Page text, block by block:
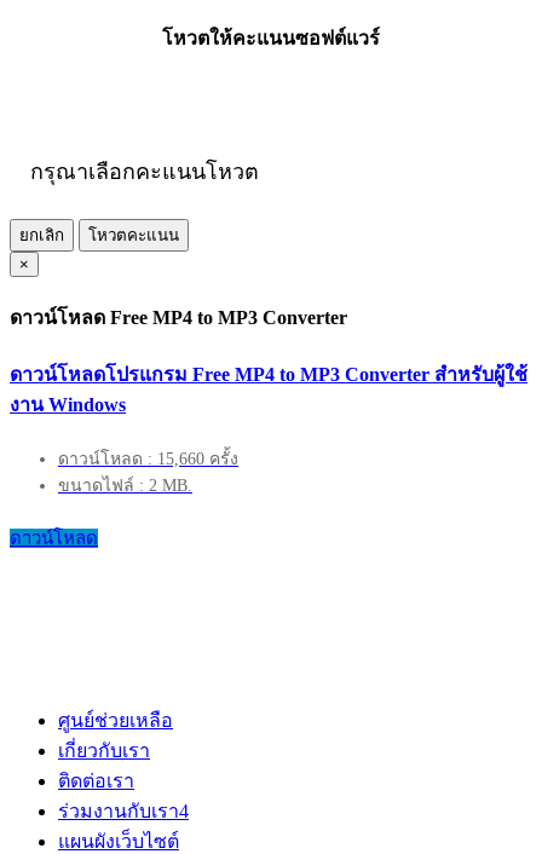
โหวตให้คะแนนซอฟต์แวร์
กรุณาเลือกคะแนนโหวต
ยกเลิก
โหวตคะแนน
×
ดาวน์โหลด Free MP4 to MP3 Converter
ดาวน์โหลดโปรแกรม Free MP4 to MP3 Converter สำหรับผู้ใช้
งาน Windows
ดาวน์โหลด : 15,660 ครั้ง
ขนาดไฟล์ : 2 MB.
ดาวน์โหลด
ศูนย์ช่วยเหลือ
เกี่ยวกับเรา
ติดต่อเรา
ร่วมงานกับเรา4
แผนผังเว็บไซต์